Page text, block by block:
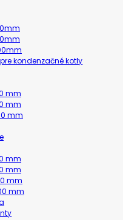
pre kondenzačné kotly
mm
mm
mm
mm
mm
mm
mm